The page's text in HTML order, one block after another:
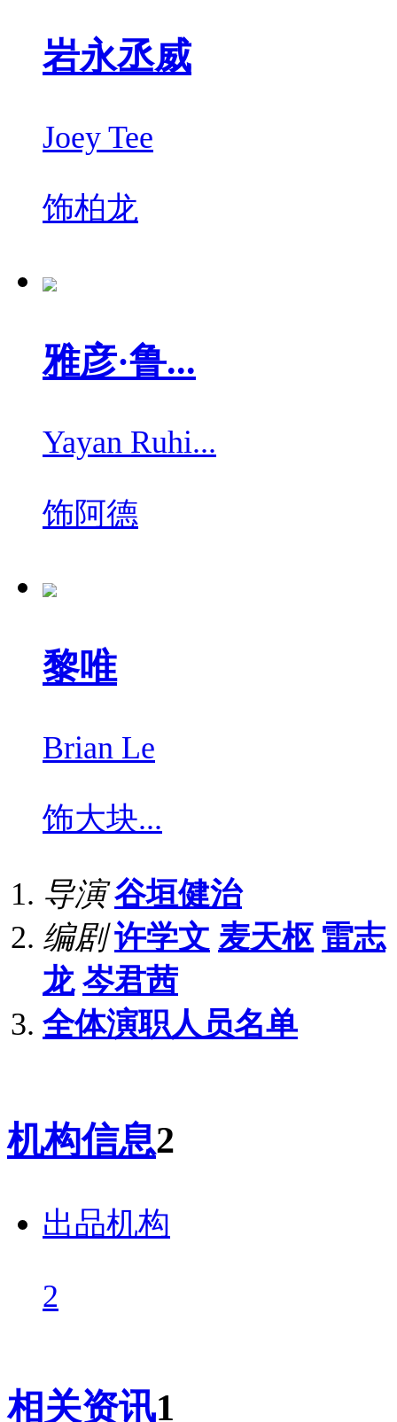
岩永丞威
Joey Tee
饰柏龙
雅彦·鲁...
Yayan Ruhi...
饰阿德
黎唯
Brian Le
饰大块...
导演 谷垣健治
编剧 许学文 麦天枢 雷志
龙 岑君茜
全体演职人员名单
机构信息2
出品机构
2
相关资讯1